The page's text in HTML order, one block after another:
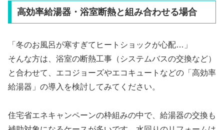
高効率給湯器・浴室断熱と組み合わせる場合
「冬のお風呂が寒すぎてヒートショックが心配…」
そんな方は、浴室の断熱工事（システムバスの交換など）
と合わせて、エコジョーズやエコキュートなどの「高効率
給湯器」の導入を検討してみてください。
住宅省エネキャンペーンの枠組みの中で、給湯器の交換も